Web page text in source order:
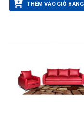
THÊM VÀO GIỎ HÀNG